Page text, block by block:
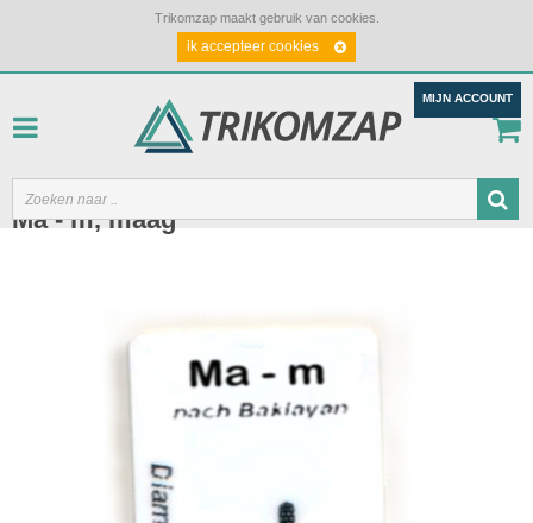
Trikomzap maakt gebruik van cookies.
ik accepteer cookies
MIJN ACCOUNT
Ma - m, maag